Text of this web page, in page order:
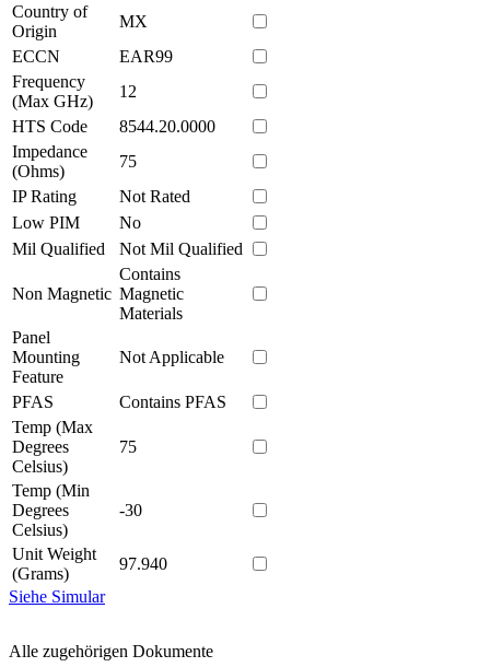
Country of
Origin
MX
ECCN
EAR99
Frequency
(Max GHz)
12
HTS Code
8544.20.0000
Impedance
(Ohms)
75
IP Rating
Not Rated
Low PIM
No
Mil Qualified
Not Mil Qualified
Non Magnetic
Contains
Magnetic
Materials
Panel
Mounting
Feature
Not Applicable
PFAS
Contains PFAS
Temp (Max
Degrees
Celsius)
75
Temp (Min
Degrees
Celsius)
-30
Unit Weight
(Grams)
97.940
Siehe Simular
Alle zugehörigen Dokumente